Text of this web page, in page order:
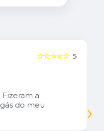
5
☆☆☆☆☆
a
do meu
›